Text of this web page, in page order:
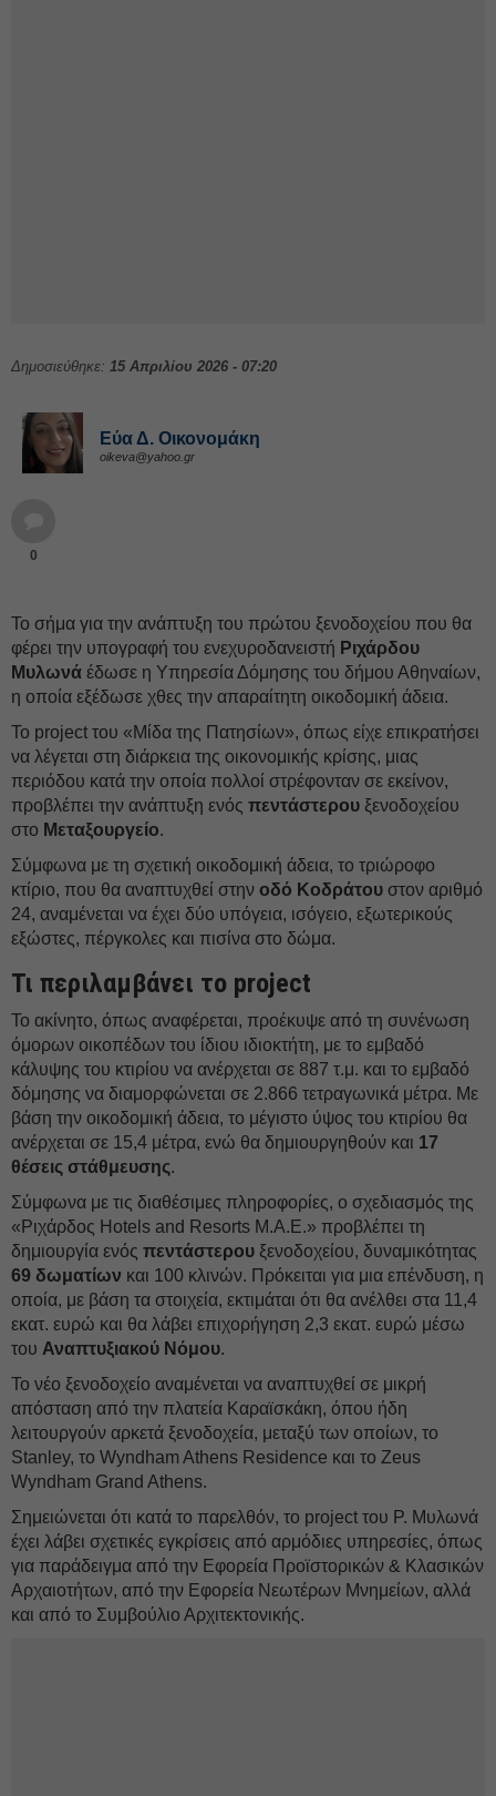
Δημοσιεύθηκε: 15 Απριλίου 2026 - 07:20
Εύα Δ. Οικονομάκη
oikeva@yahoo.gr
0
Το σήμα για την ανάπτυξη του πρώτου ξενοδοχείου που θα
φέρει την υπογραφή του ενεχυροδανειστή Ριχάρδου
Μυλωνά έδωσε η Υπηρεσία Δόμησης του δήμου Αθηναίων,
η οποία εξέδωσε χθες την απαραίτητη οικοδομική άδεια.
Το project του «Μίδα της Πατησίων», όπως είχε επικρατήσει
να λέγεται στη διάρκεια της οικονομικής κρίσης, μιας
περιόδου κατά την οποία πολλοί στρέφονταν σε εκείνον,
προβλέπει την ανάπτυξη ενός πεντάστερου ξενοδοχείου
στο Μεταξουργείο.
Σύμφωνα με τη σχετική οικοδομική άδεια, το τριώροφο
κτίριο, που θα αναπτυχθεί στην οδό Κοδράτου στον αριθμό
24, αναμένεται να έχει δύο υπόγεια, ισόγειο, εξωτερικούς
εξώστες, πέργκολες και πισίνα στο δώμα.
Τι περιλαμβάνει το project
Το ακίνητο, όπως αναφέρεται, προέκυψε από τη συνένωση
όμορων οικοπέδων του ίδιου ιδιοκτήτη, με το εμβαδό
κάλυψης του κτιρίου να ανέρχεται σε 887 τ.μ. και το εμβαδό
δόμησης να διαμορφώνεται σε 2.866 τετραγωνικά μέτρα. Με
βάση την οικοδομική άδεια, το μέγιστο ύψος του κτιρίου θα
ανέρχεται σε 15,4 μέτρα, ενώ θα δημιουργηθούν και 17
θέσεις στάθμευσης.
Σύμφωνα με τις διαθέσιμες πληροφορίες, ο σχεδιασμός της
«Ριχάρδος Hotels and Resorts M.A.E.» προβλέπει τη
δημιουργία ενός πεντάστερου ξενοδοχείου, δυναμικότητας
69 δωματίων και 100 κλινών. Πρόκειται για μια επένδυση, η
οποία, με βάση τα στοιχεία, εκτιμάται ότι θα ανέλθει στα 11,4
εκατ. ευρώ και θα λάβει επιχορήγηση 2,3 εκατ. ευρώ μέσω
του Αναπτυξιακού Νόμου.
Το νέο ξενοδοχείο αναμένεται να αναπτυχθεί σε μικρή
απόσταση από την πλατεία Καραϊσκάκη, όπου ήδη
λειτουργούν αρκετά ξενοδοχεία, μεταξύ των οποίων, το
Stanley, το Wyndham Athens Residence και το Zeus
Wyndham Grand Athens.
Σημειώνεται ότι κατά το παρελθόν, το project του Ρ. Μυλωνά
έχει λάβει σχετικές εγκρίσεις από αρμόδιες υπηρεσίες, όπως
για παράδειγμα από την Εφορεία Προϊστορικών & Κλασικών
Αρχαιοτήτων, από την Εφορεία Νεωτέρων Μνημείων, αλλά
και από το Συμβούλιο Αρχιτεκτονικής.